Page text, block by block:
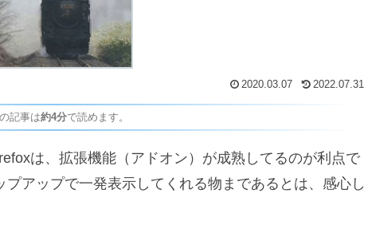
2020.03.07 2022.07.31
記事は約4分で読めます。
は、拡張機能（アドオン）が成熟してるのが利点で
アップで一発表示してくれる物まであるとは、感心し